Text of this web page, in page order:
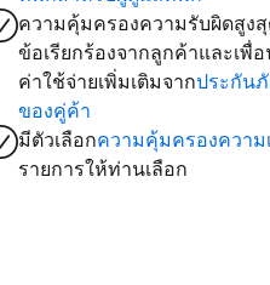
ความคุ้มครองความรับผิดสูง
ข้อเรียกร้องจากลูกค้าและเพื่
ค่าใช้จ่ายเพิ่มเติมจากประกัน
ของคู่ค้า
มีตัวเลือกความคุ้มครองความ
รายการให้ท่านเลือก